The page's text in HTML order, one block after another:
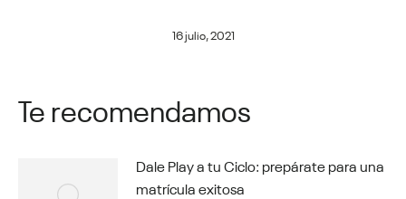
16 julio, 2021
Te recomendamos
Dale Play a tu Ciclo: prepárate para una
matrícula exitosa